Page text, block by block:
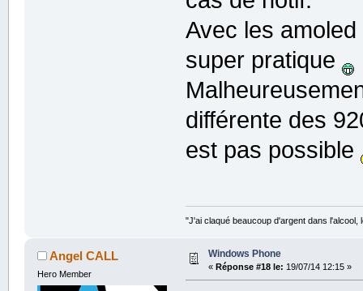
Avec les
super pratique
différente des
est pas possible
"J'ai claqué beaucoup d'argent dans
Angel CALL
Hero Member
Windows Phone
« Réponse #18 le: 19/07/14 12:15 »